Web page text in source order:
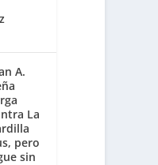
A.
La
pero
sin